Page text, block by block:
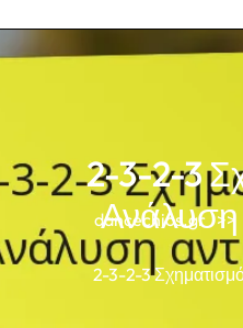
2-3-2-3
Ανάλυση
dancechios.gr >>
2-3-2-3